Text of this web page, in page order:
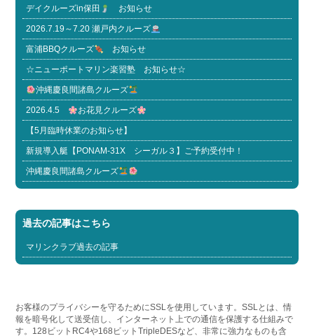
デイクルーズin保田 お知らせ
2026.7.19～7.20 瀬戸内クルーズ
富浦BBQクルーズ お知らせ
☆ニューポートマリン楽習塾 お知らせ☆
沖縄慶良間諸島クルーズ
2026.4.5 お花見クルーズ
【5月臨時休業のお知らせ】
新規導入艇【PONAM-31X シーガル３】ご予約受付中！
沖縄慶良間諸島クルーズ
過去の記事はこちら
マリンクラブ過去の記事
お客様のプライバシーを守るためにSSLを使用しています。SSLとは、情
報を暗号化して送受信し、インターネット上での通信を保護する仕組みで
す。128ビットRC4や168ビットTripleDESなど、非常に強力なものも含